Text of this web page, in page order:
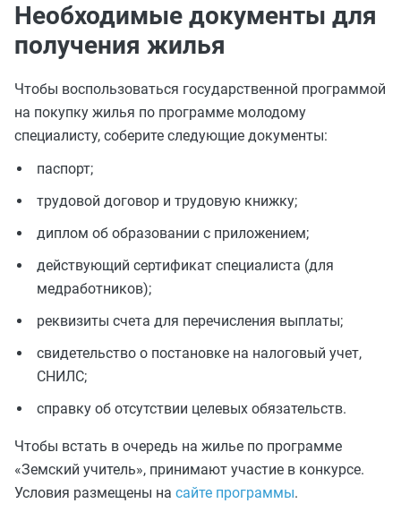
Необходимые документы для
получения жилья
Чтобы воспользоваться государственной программой
на покупку жилья по программе молодому
специалисту, соберите следующие документы:
паспорт;
трудовой договор и трудовую книжку;
диплом об образовании с приложением;
действующий сертификат специалиста (для
медработников);
реквизиты счета для перечисления выплаты;
свидетельство о постановке на налоговый учет,
СНИЛС;
справку об отсутствии целевых обязательств.
Чтобы встать в очередь на жилье по программе
«Земский учитель», принимают участие в конкурсе.
Условия размещены на сайте программы.